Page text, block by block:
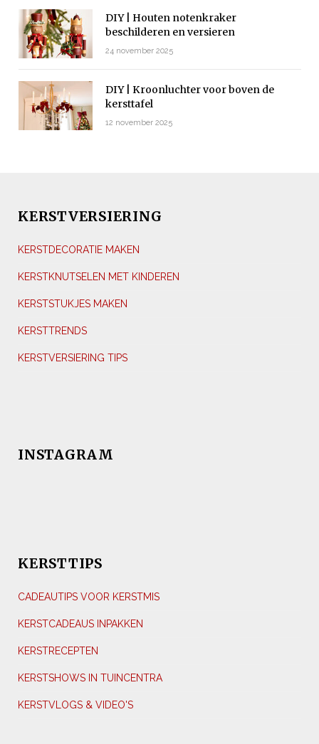
DIY | Houten notenkraker
beschilderen en versieren
24 november 2025
DIY | Kroonluchter voor boven de
kersttafel
12 november 2025
KERSTVERSIERING
KERSTDECORATIE MAKEN
KERSTKNUTSELEN MET KINDEREN
KERSTSTUKJES MAKEN
KERSTTRENDS
KERSTVERSIERING TIPS
INSTAGRAM
KERSTTIPS
CADEAUTIPS VOOR KERSTMIS
KERSTCADEAUS INPAKKEN
KERSTRECEPTEN
KERSTSHOWS IN TUINCENTRA
KERSTVLOGS & VIDEO'S